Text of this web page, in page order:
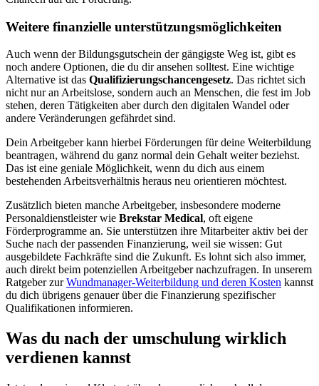
Weitere finanzielle unterstützungsmöglichkeiten
Auch wenn der Bildungsgutschein der gängigste Weg ist, gibt es
noch andere Optionen, die du dir ansehen solltest. Eine wichtige
Alternative ist das Qualifizierungschancengesetz. Das richtet sich
nicht nur an Arbeitslose, sondern auch an Menschen, die fest im Job
stehen, deren Tätigkeiten aber durch den digitalen Wandel oder
andere Veränderungen gefährdet sind.
Dein Arbeitgeber kann hierbei Förderungen für deine Weiterbildung
beantragen, während du ganz normal dein Gehalt weiter beziehst.
Das ist eine geniale Möglichkeit, wenn du dich aus einem
bestehenden Arbeitsverhältnis heraus neu orientieren möchtest.
Zusätzlich bieten manche Arbeitgeber, insbesondere moderne
Personaldienstleister wie Brekstar Medical, oft eigene
Förderprogramme an. Sie unterstützen ihre Mitarbeiter aktiv bei der
Suche nach der passenden Finanzierung, weil sie wissen: Gut
ausgebildete Fachkräfte sind die Zukunft. Es lohnt sich also immer,
auch direkt beim potenziellen Arbeitgeber nachzufragen. In unserem
Ratgeber zurWundmanager-Weiterbildung und deren Kosten kannst
du dich übrigens genauer über die Finanzierung spezifischer
Qualifikationen informieren.
Was du nach der umschulung wirklich
verdienen kannst